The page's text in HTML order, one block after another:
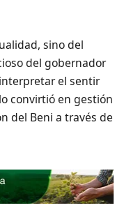
sino del
del gobernador
el sentir
convirtió en gestión
del Beni a través de